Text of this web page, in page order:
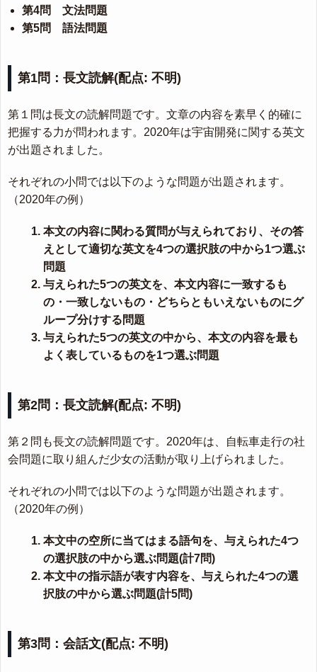
第4問 文法問題
第5問 語法問題
第1問：長文読解(配点: 不明)
第１問は長文の読解問題です。文章の内容を素早く的確に
把握する力が問われます。2020年は宇宙開発に関する英文
が出題されました。
それぞれの小問では以下のような問題が出題されます。
（2020年の例）
本文の内容に関わる質問が与えられており、その答
えとして適切な英文を4つの選択肢の中から1つ選ぶ
問題
与えられた5つの英文を、本文内容に一致するも
の・一致しないもの・どちらともいえないものにグ
ループ分けする問題
与えられた5つの英文の中から、本文の内容を最も
よく表しているものを1つ選ぶ問題
第2問：長文読解(配点: 不明)
第２問も長文の読解問題です。2020年は、自転車走行の社
会問題に取り組んだ少女の活動が取り上げられました。
それぞれの小問では以下のような問題が出題されます。
（2020年の例）
本文中の空所に当てはまる語句を、与えられた4つ
の選択肢の中から選ぶ問題(計7問)
本文中の指示語が表す内容を、与えられた4つの選
択肢の中から選ぶ問題(計5問)
第3問：会話文(配点: 不明)